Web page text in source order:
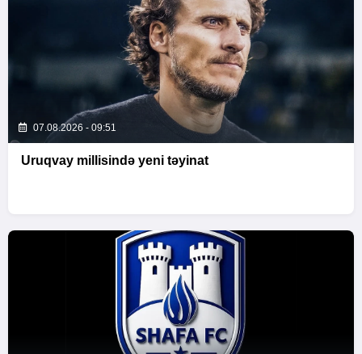
07.08.2026 - 09:51
Uruqvay millisində yeni təyinat